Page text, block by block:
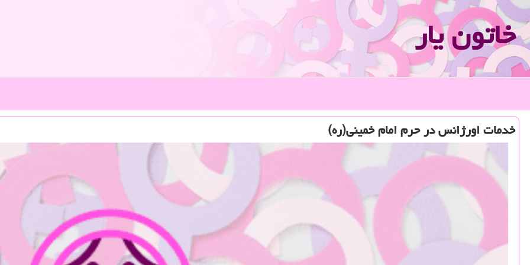
خاتون یار
خدمات اورژانس در حرم امام خمینی(ره)